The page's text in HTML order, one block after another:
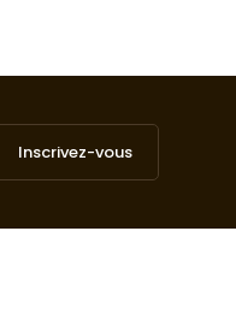
Inscrivez-vous